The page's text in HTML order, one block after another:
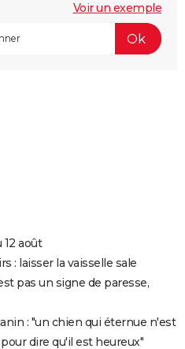
Voir un exemple
août
: laisser la vaisselle sale
pas un signe de paresse,
: "un chien qui éternue n'est
dire qu'il est heureux"